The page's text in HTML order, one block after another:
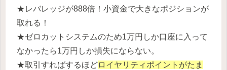
★レバレッジが888倍！小資金で大きなポジションが
取れる！
★ゼロカットシステムのため1万円しか口座に入って
なかったら1万円しか損失にならない。
★取引すればするほどロイヤリティポイントがたま